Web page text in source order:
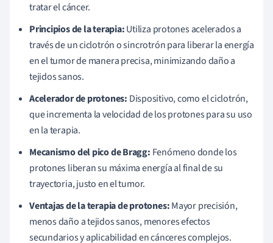
tratar el cáncer.
Principios de la terapia:Utiliza protones acelerados a
través de un ciclotrón o sincrotrón para liberar la energía
en el tumor de manera precisa, minimizando daño a
tejidos sanos.
Acelerador de protones: Dispositivo, como el ciclotrón,
que incrementa la velocidad de los protones para su uso
en la terapia.
Mecanismo del pico de Bragg: Fenómeno donde los
protones liberan su máxima energía al final de su
trayectoria, justo en el tumor.
Ventajas de la terapia de protones:Mayor precisión,
menos daño a tejidos sanos, menores efectos
secundarios y aplicabilidad en cánceres complejos.